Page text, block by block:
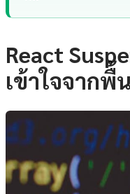
React
เข้าใจจากพื้